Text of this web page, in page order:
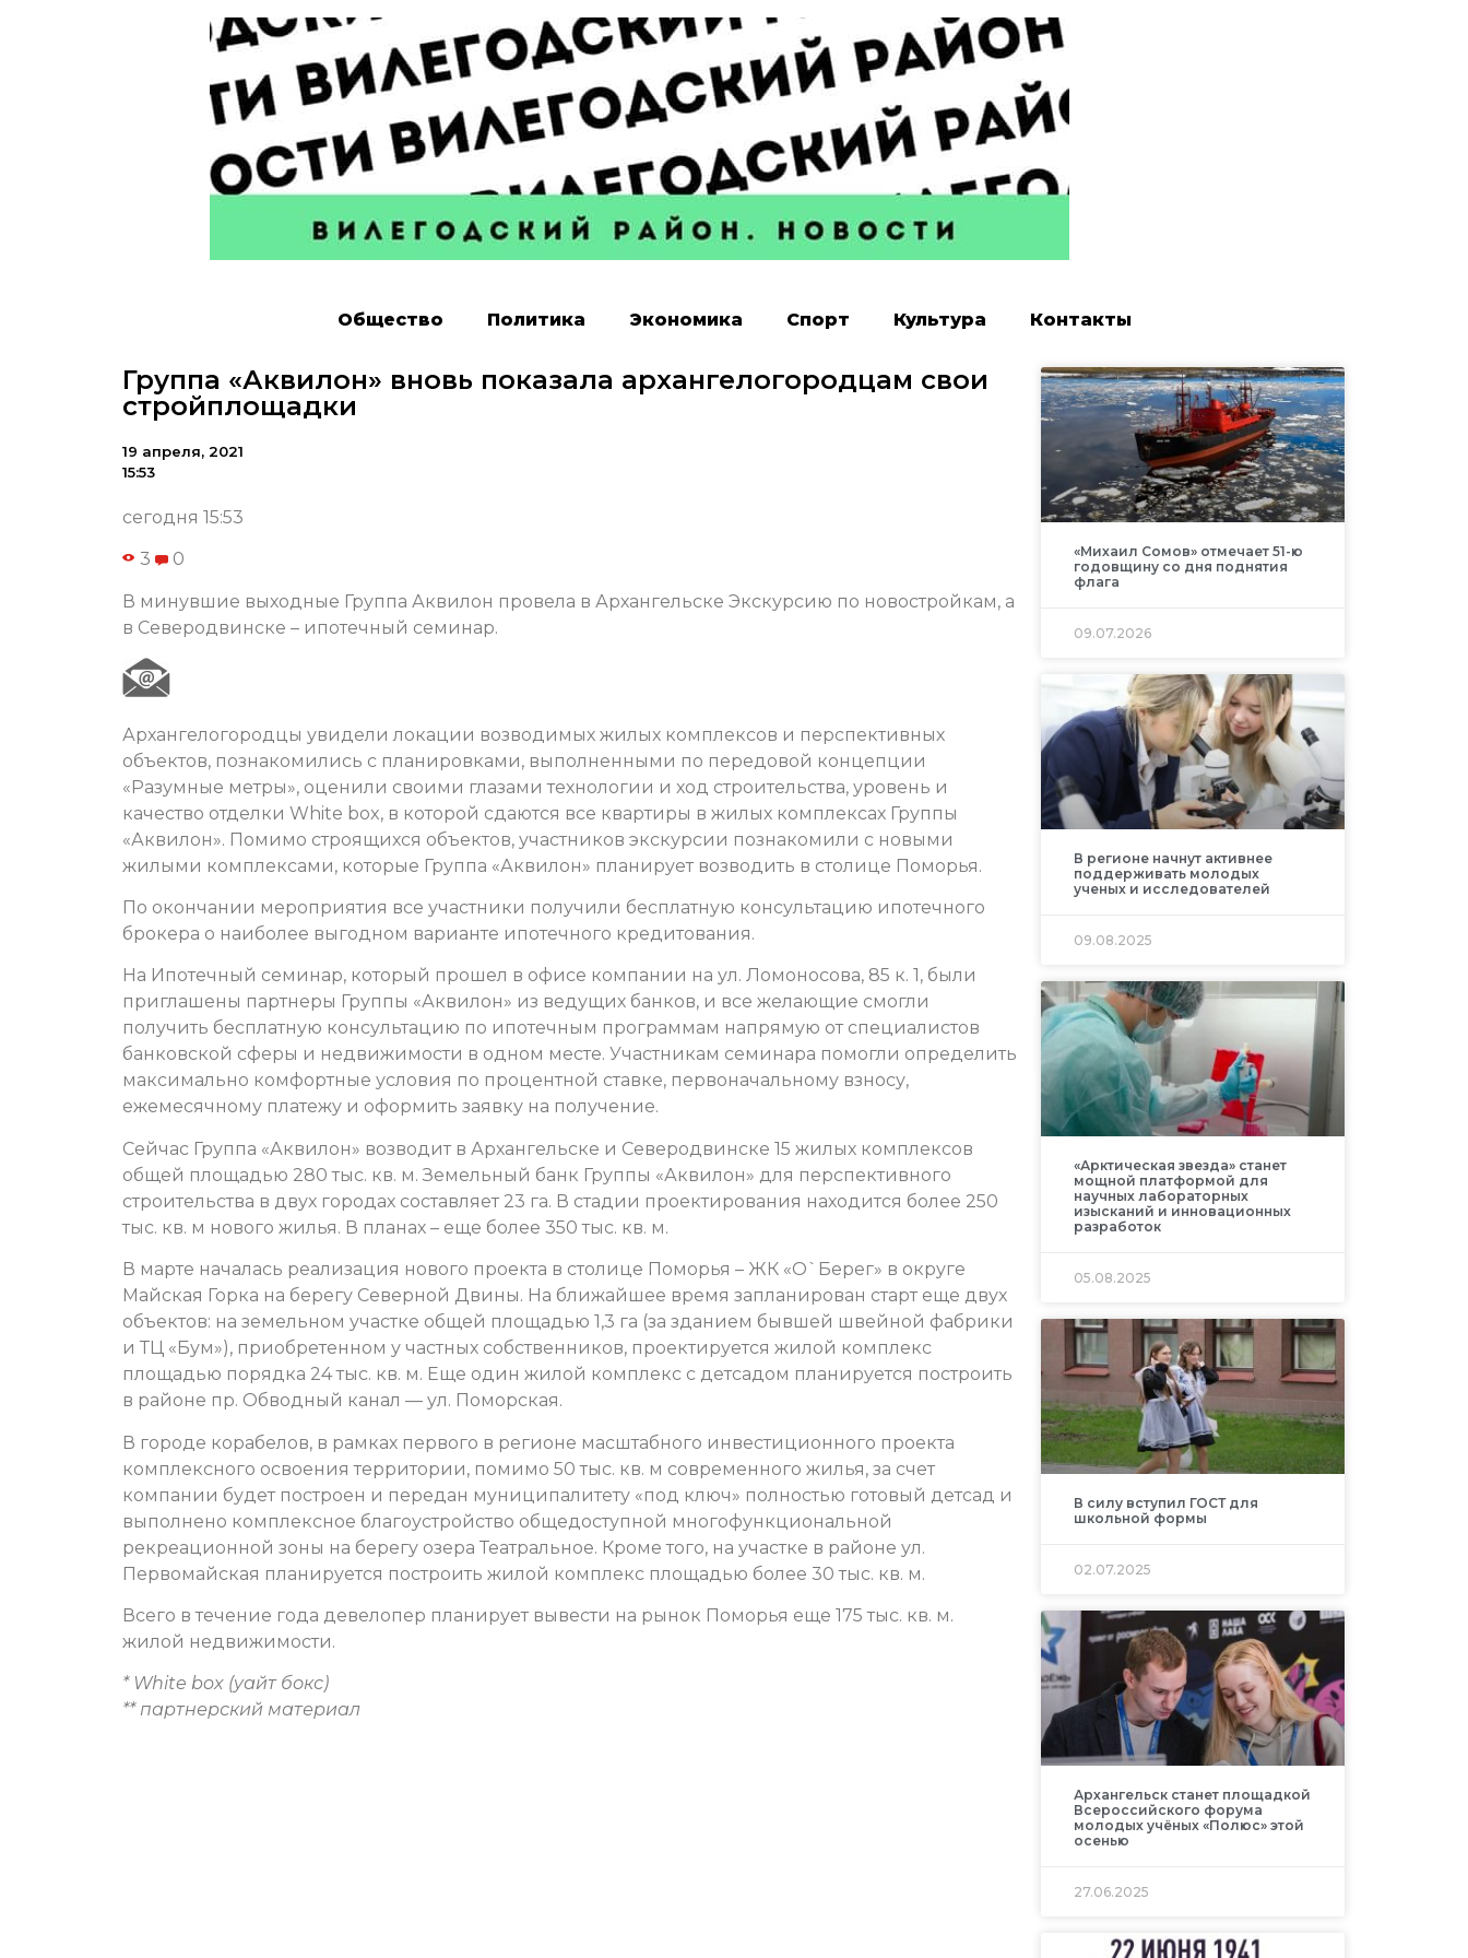
Общество Политика Экономика Спорт Культура Контакты
Группа «Аквилон» вновь показала архангелогородцам свои
стройплощадки
19 апреля, 2021
15:53
сегодня 15:53
3 0
В минувшие выходные Группа Аквилон провела в Архангельске Экскурсию по новостройкам, а
в Северодвинске – ипотечный семинар.
Архангелогородцы увидели локации возводимых жилых комплексов и перспективных
объектов, познакомились с планировками, выполненными по передовой концепции
«Разумные метры», оценили своими глазами технологии и ход строительства, уровень и
качество отделки White box, в которой сдаются все квартиры в жилых комплексах Группы
«Аквилон». Помимо строящихся объектов, участников экскурсии познакомили с новыми
жилыми комплексами, которые Группа «Аквилон» планирует возводить в столице Поморья.
По окончании мероприятия все участники получили бесплатную консультацию ипотечного
брокера о наиболее выгодном варианте ипотечного кредитования.
На Ипотечный семинар, который прошел в офисе компании на ул. Ломоносова, 85 к. 1, были
приглашены партнеры Группы «Аквилон» из ведущих банков, и все желающие смогли
получить бесплатную консультацию по ипотечным программам напрямую от специалистов
банковской сферы и недвижимости в одном месте. Участникам семинара помогли определить
максимально комфортные условия по процентной ставке, первоначальному взносу,
ежемесячному платежу и оформить заявку на получение.
Сейчас Группа «Аквилон» возводит в Архангельске и Северодвинске 15 жилых комплексов
общей площадью 280 тыс. кв. м. Земельный банк Группы «Аквилон» для перспективного
строительства в двух городах составляет 23 га. В стадии проектирования находится более 250
тыс. кв. м нового жилья. В планах – еще более 350 тыс. кв. м.
В марте началась реализация нового проекта в столице Поморья – ЖК «О`Берег» в округе
Майская Горка на берегу Северной Двины. На ближайшее время запланирован старт еще двух
объектов: на земельном участке общей площадью 1,3 га (за зданием бывшей швейной фабрики
и ТЦ «Бум»), приобретенном у частных собственников, проектируется жилой комплекс
площадью порядка 24 тыс. кв. м. Еще один жилой комплекс с детсадом планируется построить
в районе пр. Обводный канал — ул. Поморская.
В городе корабелов, в рамках первого в регионе масштабного инвестиционного проекта
комплексного освоения территории, помимо 50 тыс. кв. м современного жилья, за счет
компании будет построен и передан муниципалитету «под ключ» полностью готовый детсад и
выполнено комплексное благоустройство общедоступной многофункциональной
рекреационной зоны на берегу озера Театральное. Кроме того, на участке в районе ул.
Первомайская планируется построить жилой комплекс площадью более 30 тыс. кв. м.
Всего в течение года девелопер планирует вывести на рынок Поморья еще 175 тыс. кв. м.
жилой недвижимости.
* White box (уайт бокс)
** партнерский материал
«Михаил Сомов» отмечает 51-ю
годовщину со дня поднятия
флага
09.07.2026
В регионе начнут активнее
поддерживать молодых
ученых и исследователей
09.08.2025
«Арктическая звезда» станет
мощной платформой для
научных лабораторных
изысканий и инновационных
разработок
05.08.2025
В силу вступил ГОСТ для
школьной формы
02.07.2025
Архангельск станет площадкой
Всероссийского форума
молодых учёных «Полюс» этой
осенью
27.06.2025